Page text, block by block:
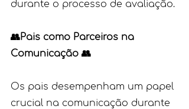
durante o processo de avaliação.
👥Pais como Parceiros na
Comunicação 👥
Os pais desempenham um papel
crucial na comunicação durante